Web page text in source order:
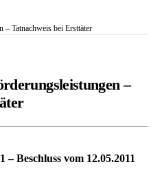
– Tatnachweis bei Ersttäter
–
– Beschluss vom 12.05.2011